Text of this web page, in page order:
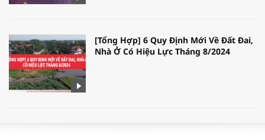
[Tổng Hợp] 6 Quy Định Mới Về Đất Đai,
Nhà Ở Có Hiệu Lực Tháng 8/2024